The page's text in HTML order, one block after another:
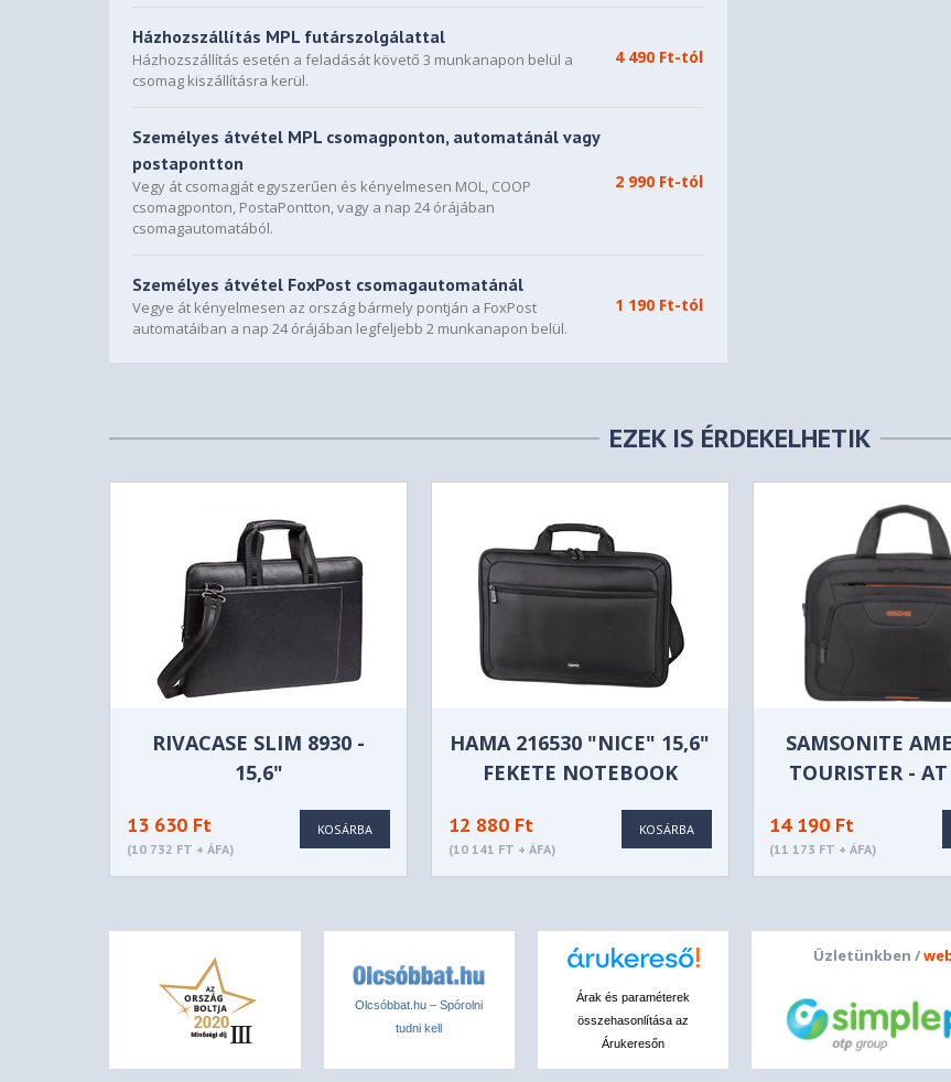
Házhozszállítás MPL futárszolgálattal
Házhozszállítás esetén a feladását követő 3 munkanapon belül a
csomag kiszállításra kerül.
4 490 Ft-tól
Személyes átvétel MPL csomagponton, automatánál vagy
postapontton
Vegy át csomagját egyszerűen és kényelmesen MOL, COOP
csomagponton, PostaPontton, vagy a nap 24 órájában
csomagautomatából.
2 990 Ft-tól
Személyes átvétel FoxPost csomagautomatánál
Vegye át kényelmesen az ország bármely pontján a FoxPost
automatáiban a nap 24 órájában legfeljebb 2 munkanapon belül.
1 190 Ft-tól
EZEK IS ÉRDEKELHETIK
RIVACASE SLIM 8930 -
15,6"
13 630 Ft
(10 732 FT + ÁFA)
KOSÁRBA
HAMA 216530 "NICE" 15,6"
FEKETE NOTEBOOK
12 880 Ft
(10 141 FT + ÁFA)
KOSÁRBA
SAMSONITE
TOURISTER -
14 190 Ft
(11 173 FT + ÁFA)
Olcsóbbat.hu – Spórolni
tudni kell
Árak és paraméterek
összehasonlítása az
Árukeresőn
Üzletünkben /